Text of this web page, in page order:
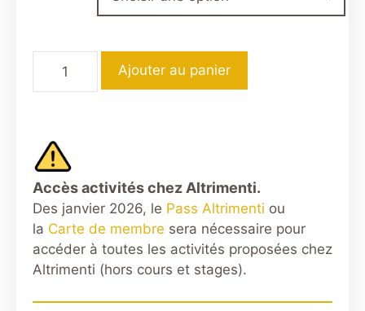
DU
MÂLE
Ajouter au panier
Accès activités chez Altrimenti.
Des janvier 2026, le Pass Altrimenti ou
la Carte de membre sera nécessaire pour
accéder à toutes les activités proposées chez
Altrimenti (hors cours et stages).